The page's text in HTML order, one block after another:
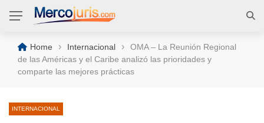
Home › Internacional ›
OMA – La Reunión Regional
de las Américas y el Caribe analizó las prioridades y
comparte las mejores prácticas
INTERNACIONAL